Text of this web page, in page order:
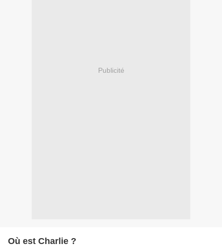
Publicité
Où est Charlie ?